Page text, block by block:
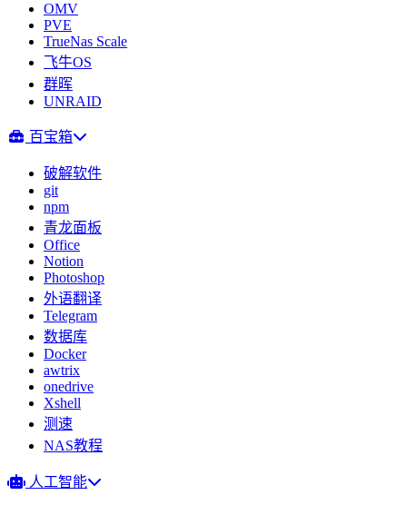
OMV
PVE
TrueNas Scale
飞牛OS
群晖
UNRAID
百宝箱
破解软件
git
npm
青龙面板
Office
Notion
Photoshop
外语翻译
Telegram
数据库
Docker
awtrix
onedrive
Xshell
测速
NAS教程
人工智能